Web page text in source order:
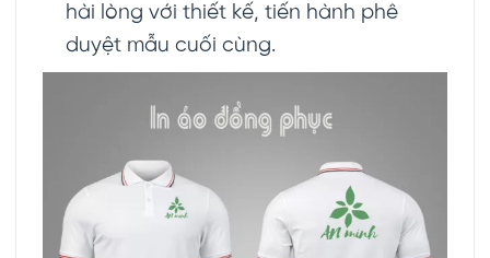
hài lòng với thiết kế, tiến hành phê
duyệt mẫu cuối cùng.